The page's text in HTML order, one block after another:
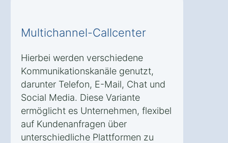
Multichannel-Callcenter
Hierbei werden verschiedene
Kommunikationskanäle genutzt,
darunter Telefon, E-Mail, Chat und
Social Media. Diese Variante
ermöglicht es Unternehmen, flexibel
auf Kundenanfragen über
unterschiedliche Plattformen zu